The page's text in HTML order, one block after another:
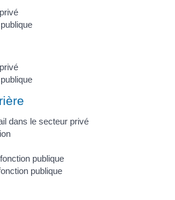
dans le secteur privé
publique
publique